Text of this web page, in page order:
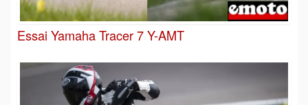
Essai Yamaha Tracer 7 Y-AMT